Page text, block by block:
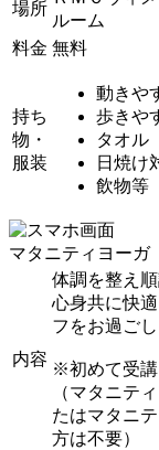
場所
ルーム
料金 無料
持ち
物・
服装
動きや
歩きや
タオル
日焼け
飲物等
マタニティヨーガ
内容
体調を整え
心身共に快
フをお過ごし
※初めて受講
（マタニテ
たはマタニ
方は不要）